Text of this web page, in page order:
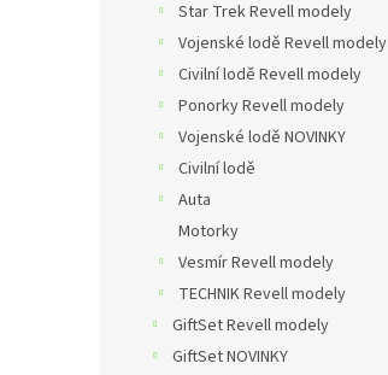
Star Trek Revell modely
Vojenské lodě Revell modely
Civilní lodě Revell modely
Ponorky Revell modely
Vojenské lodě NOVINKY
Civilní lodě
Auta
Motorky
Vesmír Revell modely
TECHNIK Revell modely
GiftSet Revell modely
GiftSet NOVINKY